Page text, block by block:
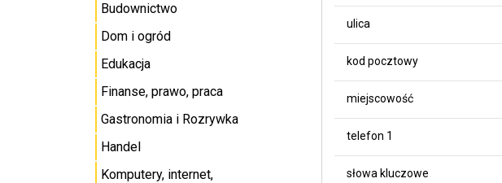
ulica
kod pocztowy
miejscowość
telefon 1
słowa kluczowe
Budownictwo
Dom i ogród
Edukacja
Finanse, prawo, praca
Gastronomia i Rozrywka
Handel
Komputery, internet,